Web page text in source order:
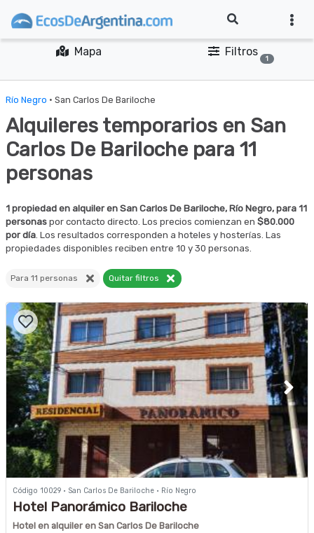
Mapa Filtros
1
Río Negro · San Carlos De Bariloche
Alquileres temporarios en San
Carlos De Bariloche para 11
personas
1 propiedad en alquiler en San Carlos De Bariloche, Río Negro, para 11
personas por contacto directo. Los precios comienzan en $80.000
por día. Los resultados corresponden a hoteles y hosterías. Las
propiedades disponibles reciben entre 10 y 30 personas.
Para 11 personas Quitar filtros
Código 10029 · San Carlos De Bariloche · Río Negro
Hotel Panorámico Bariloche
Hotel en alquiler en San Carlos De Bariloche